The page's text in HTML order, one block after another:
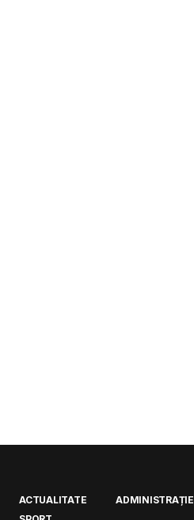
ACTUALITATE ADMINISTRAȚIE